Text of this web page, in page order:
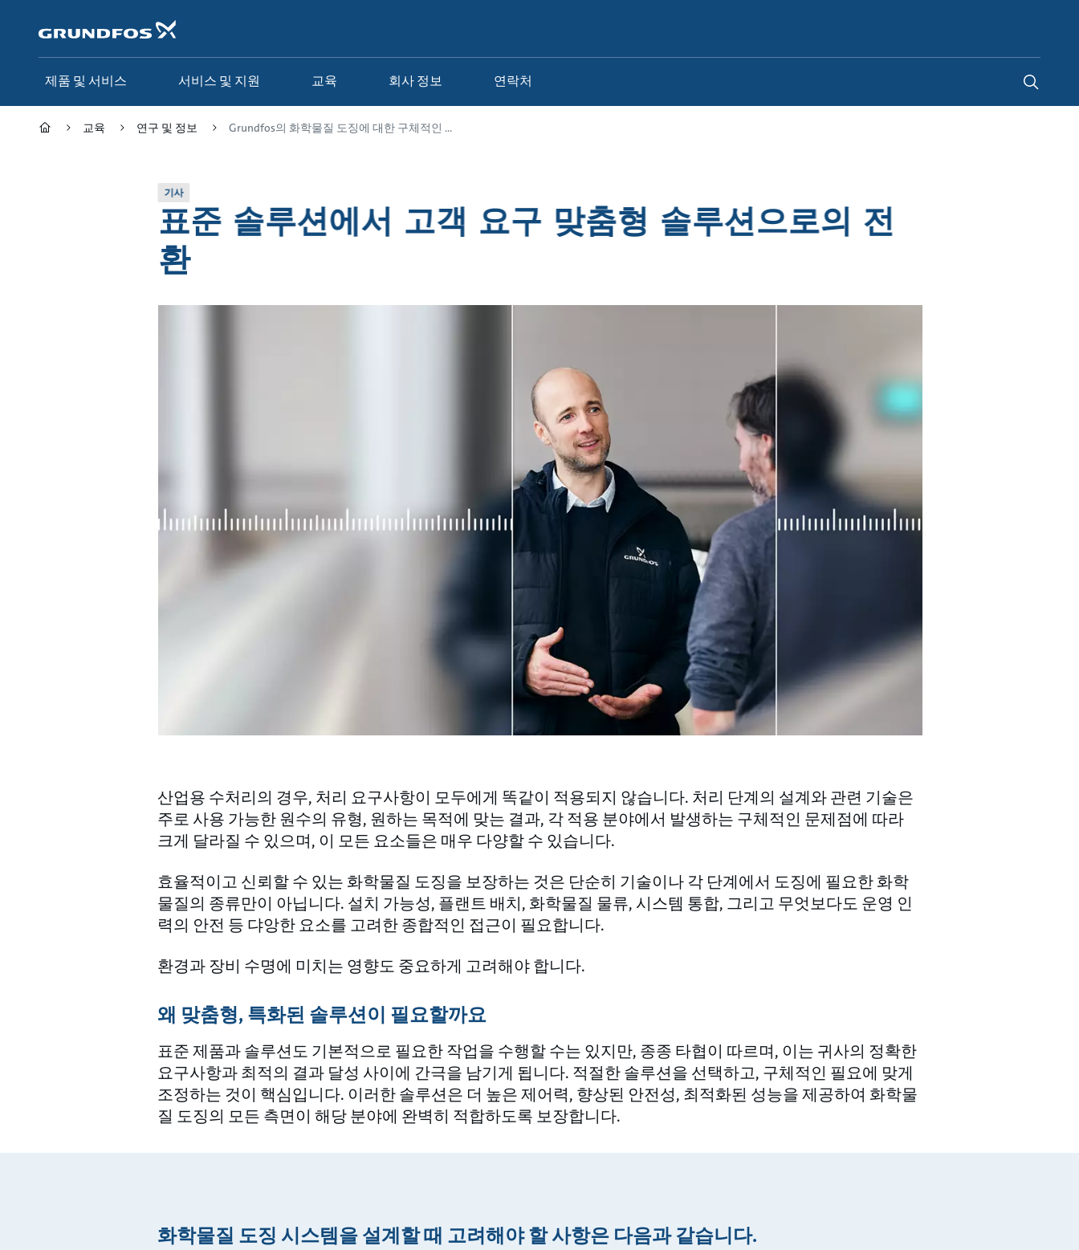
로
제품 및 서비스 서비스 및 지원 교육 회사 정보 연락처
교육 연구 및 정보 Grundfos의 화학물질 도징에 대한 구체적인 ...
기사
표준 솔루션에서 고객 요구 맞춤형 솔루션으로의 전
환
산업용 수처리의 경우, 처리 요구사항이 모두에게 똑같이 적용되지 않습니다. 처리 단계의 설계와 관련 기술은
주로 사용 가능한 원수의 유형, 원하는 목적에 맞는 결과, 각 적용 분야에서 발생하는 구체적인 문제점에 따라
크게 달라질 수 있으며, 이 모든 요소들은 매우 다양할 수 있습니다.
효율적이고 신뢰할 수 있는 화학물질 도징을 보장하는 것은 단순히 기술이나 각 단계에서 도징에 필요한 화학
물질의 종류만이 아닙니다. 설치 가능성, 플랜트 배치, 화학물질 물류, 시스템 통합, 그리고 무엇보다도 운영 인
력의 안전 등 댜앙한 요소를 고려한 종합적인 접근이 필요합니다.
환경과 장비 수명에 미치는 영향도 중요하게 고려해야 합니다.
왜 맞춤형, 특화된 솔루션이 필요할까요
표준 제품과 솔루션도 기본적으로 필요한 작업을 수행할 수는 있지만, 종종 타협이 따르며, 이는 귀사의 정확한
요구사항과 최적의 결과 달성 사이에 간극을 남기게 됩니다. 적절한 솔루션을 선택하고, 구체적인 필요에 맞게
조정하는 것이 핵심입니다. 이러한 솔루션은 더 높은 제어력, 향상된 안전성, 최적화된 성능을 제공하여 화학물
질 도징의 모든 측면이 해당 분야에 완벽히 적합하도록 보장합니다.
화학물질 도징 시스템을 설계할 때 고려해야 할 사항은 다음과 같습니다.